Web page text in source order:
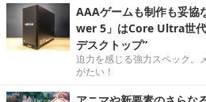
AAAゲームも制作も妥
wer 5」はCore Ultra世
デスクトップ”
迫力を感じる強力スペック。
がたい！